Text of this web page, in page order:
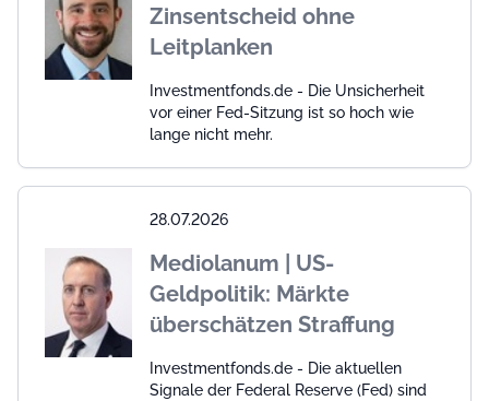
Zinsentscheid ohne
Leitplanken
Investmentfonds.de - Die Unsicherheit
vor einer Fed-Sitzung ist so hoch wie
lange nicht mehr.
28.07.2026
Mediolanum | US-
Geldpolitik: Märkte
überschätzen Straffung
Investmentfonds.de - Die aktuellen
Signale der Federal Reserve (Fed) sind